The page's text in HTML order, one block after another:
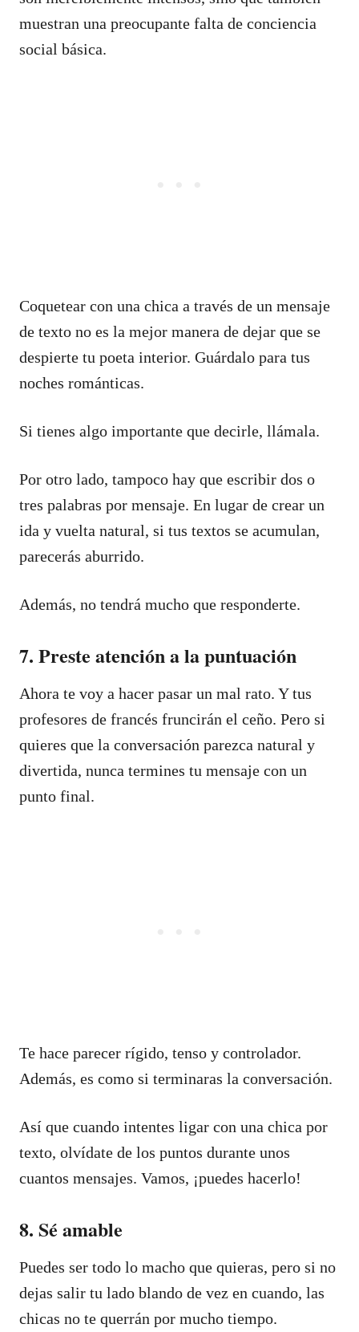
muestran una preocupante falta de conciencia
social básica.
Coquetear con una chica a través de un mensaje
de texto no es la mejor manera de dejar que se
despierte tu poeta interior. Guárdalo para tus
noches románticas.
Si tienes algo importante que decirle, llámala.
Por otro lado, tampoco hay que escribir dos o
tres palabras por mensaje. En lugar de crear un
ida y vuelta natural, si tus textos se acumulan,
parecerás aburrido.
Además, no tendrá mucho que responderte.
7. Preste atención a la puntuación
Ahora te voy a hacer pasar un mal rato. Y tus
profesores de francés fruncirán el ceño. Pero si
quieres que la conversación parezca natural y
divertida, nunca termines tu mensaje con un
punto final.
Te hace parecer rígido, tenso y controlador.
Además, es como si terminaras la conversación.
Así que cuando intentes ligar con una chica por
texto, olvídate de los puntos durante unos
cuantos mensajes. Vamos, ¡puedes hacerlo!
8. Sé amable
Puedes ser todo lo macho que quieras, pero si no
dejas salir tu lado blando de vez en cuando, las
chicas no te querrán por mucho tiempo.